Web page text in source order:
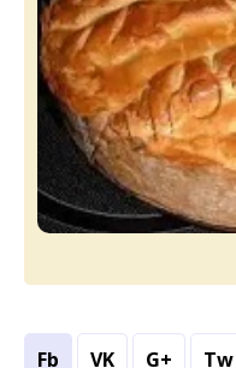
Fb VK G+ Tw